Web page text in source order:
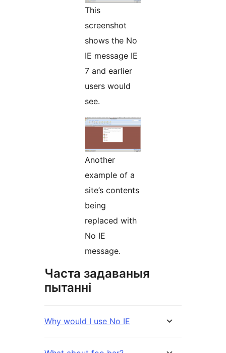
This
screenshot
shows the No
IE message IE
7 and earlier
users would
see.
Another
example of a
site’s contents
being
replaced with
No IE
message.
Часта задаваныя
пытанні
Why would I use No IE